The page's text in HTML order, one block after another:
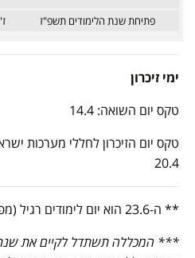
פתיחת שנת הלימודים תשפ"ז
ימי זיכרון
טקס יום השואה: 14.4
טקס יום הזיכרון לחללי מערכות
20.4
** ה-23.6 הוא יום לימודים רגיל (מפגש 13).
*** המכללה תשתדל לקיים את